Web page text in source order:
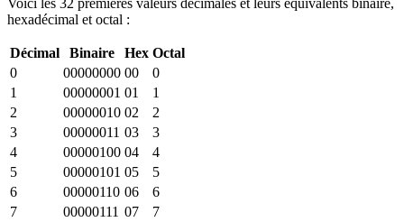
hexadécimal et octal :
Décimal Binaire Hex Octal
0
00000000 00
0
1
00000001 01
1
2
00000010 02
2
3
00000011 03
3
4
00000100 04
4
5
00000101 05
5
6
00000110 06
6
7
00000111 07
7